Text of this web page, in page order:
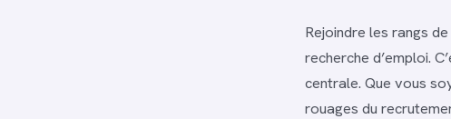
Rejoindre les rangs
recherche d’emploi.
centrale. Que vous
rouages du